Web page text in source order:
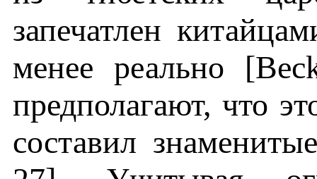
запечатлен
менее реально
предполагают, что
составил